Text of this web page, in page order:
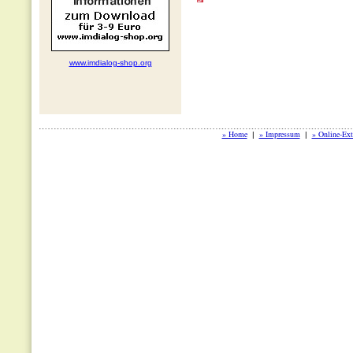
www.imdialog-shop.org
» Home | » Impressum | » Online-